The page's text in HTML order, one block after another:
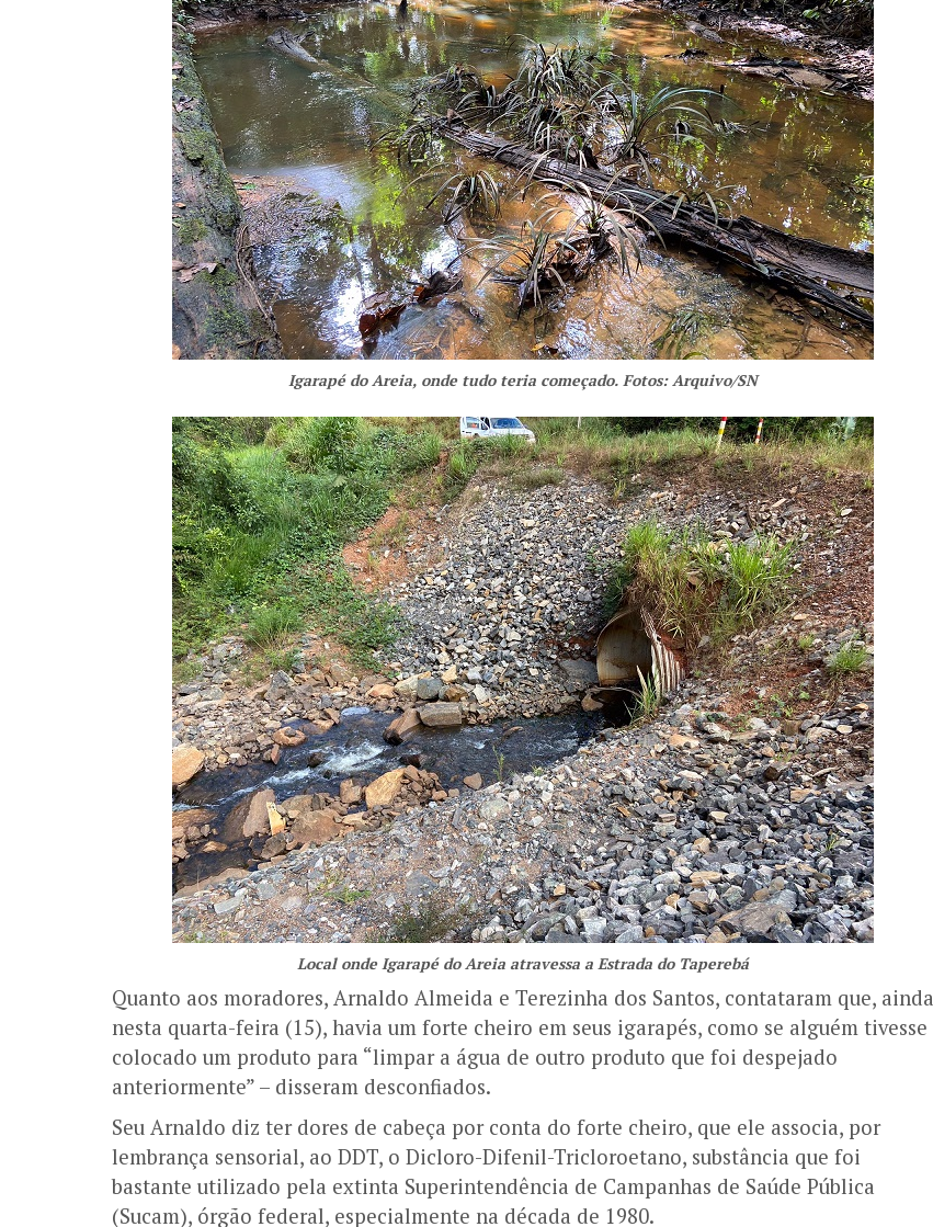
Igarapé do Areia, onde tudo teria começado. Fotos: Arquivo/SN
Local onde Igarapé do Areia atravessa a Estrada do Taperebá
Quanto aos moradores, Arnaldo Almeida e Terezinha dos Santos, contataram que, ainda
nesta quarta-feira (15), havia um forte cheiro em seus igarapés, como se alguém tivesse
colocado um produto para “limpar a água de outro produto que foi despejado
anteriormente” – disseram desconfiados.
Seu Arnaldo diz ter dores de cabeça por conta do forte cheiro, que ele associa, por
lembrança sensorial, ao DDT, o Dicloro-Difenil-Tricloroetano, substância que foi
bastante utilizado pela extinta Superintendência de Campanhas de Saúde Pública
(Sucam), órgão federal, especialmente na década de 1980.